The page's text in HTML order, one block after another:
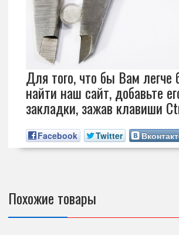
Для того, что бы Вам легче
найти наш сайт, добавьте
закладки, зажав клавиши
Facebook Twitter
Похожие товары